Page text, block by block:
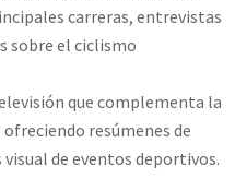
carreras, entrevistas
sobre el ciclismo
que complementa la
resúmenes de
de eventos deportivos.